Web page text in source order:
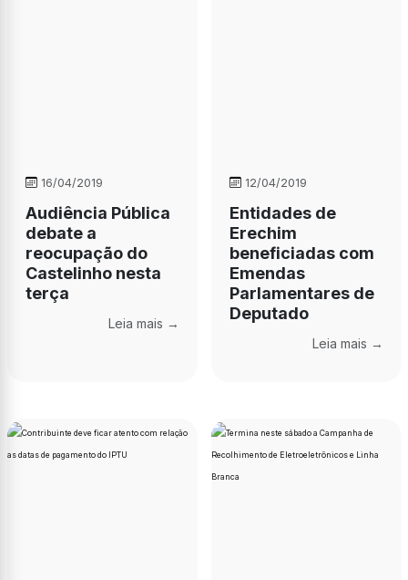
16/04/2019
Audiência Pública
debate a
reocupação do
Castelinho nesta
terça
Leia mais →
12/04/2019
Entidades de
Erechim
beneficiadas com
Emendas
Parlamentares de
Deputado
Leia mais →